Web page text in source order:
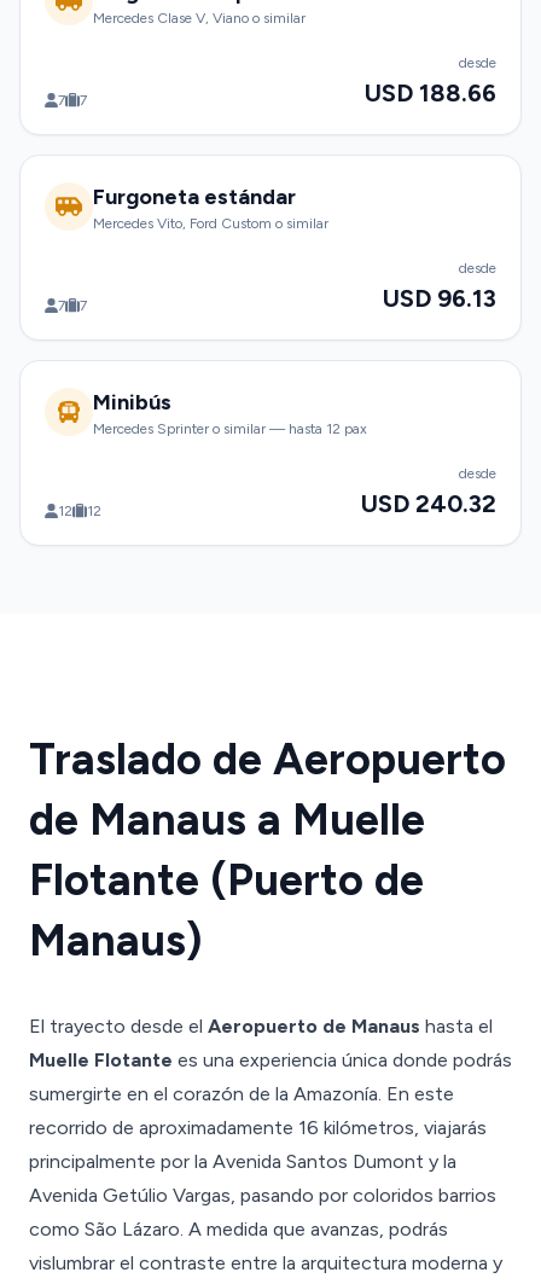
Mercedes Clase V, Viano o similar
7 7
desde
USD 188.66
Furgoneta estándar
Mercedes Vito, Ford Custom o similar
7 7
desde
USD 96.13
Minibús
Mercedes Sprinter o similar — hasta 12 pax
12 12
desde
USD 240.32
Traslado de Aeropuerto
de Manaus a Muelle
Flotante (Puerto de
Manaus)
El trayecto desde el Aeropuerto de Manaus hasta el
Muelle Flotante es una experiencia única donde podrás
sumergirte en el corazón de la Amazonía. En este
recorrido de aproximadamente 16 kilómetros, viajarás
principalmente por la Avenida Santos Dumont y la
Avenida Getúlio Vargas, pasando por coloridos barrios
como São Lázaro. A medida que avanzas, podrás
vislumbrar el contraste entre la arquitectura moderna y